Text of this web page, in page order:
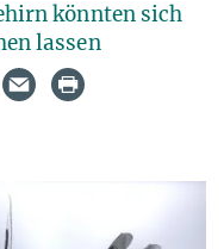
könnten sich
lassen